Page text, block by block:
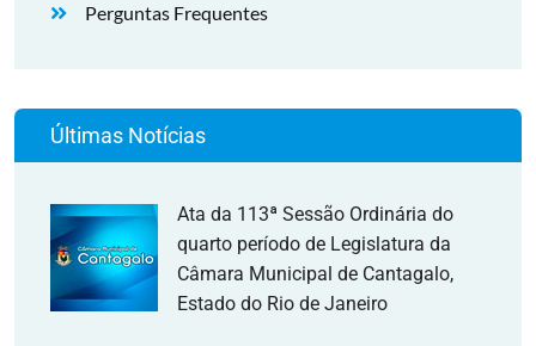
Perguntas Frequentes
Últimas Notícias
Ata da 113ª Sessão Ordinária do
quarto período de Legislatura da
Câmara Municipal de Cantagalo,
Estado do Rio de Janeiro